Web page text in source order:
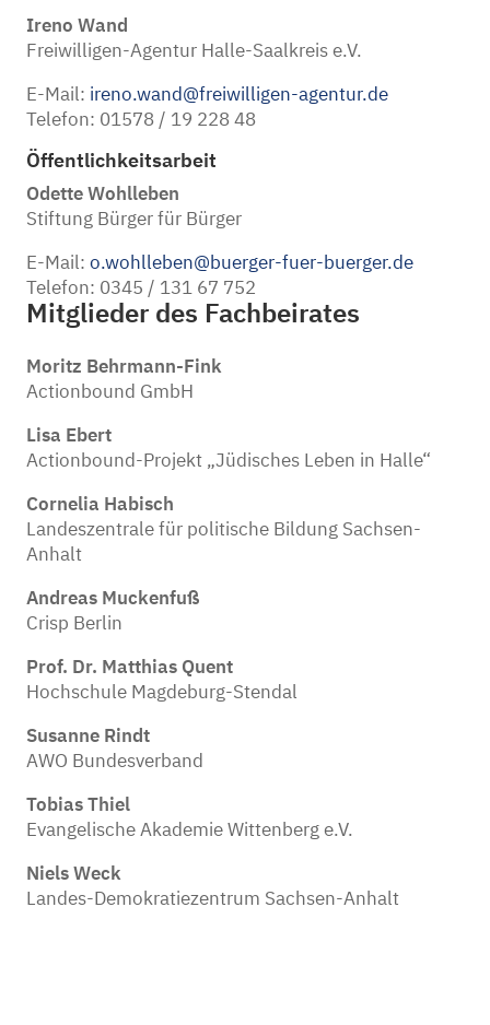
Ireno Wand
Freiwilligen-Agentur Halle-Saalkreis e.V.
E-Mail: ireno.wand@freiwilligen-agentur.de
Telefon: 01578 / 19 228 48
Öffentlichkeitsarbeit
Odette Wohlleben
Stiftung Bürger für Bürger
E-Mail: o.wohlleben@buerger-fuer-buerger.de
Telefon: 0345 / 131 67 752
Mitglieder des Fachbeirates
Moritz Behrmann-Fink
Actionbound GmbH
Lisa Ebert
Actionbound-Projekt „Jüdisches Leben in Halle“
Cornelia Habisch
Landeszentrale für politische Bildung Sachsen-
Anhalt
Andreas Muckenfuß
Crisp Berlin
Prof. Dr. Matthias Quent
Hochschule Magdeburg-Stendal
Susanne Rindt
AWO Bundesverband
Tobias Thiel
Evangelische Akademie Wittenberg e.V.
Niels Weck
Landes-Demokratiezentrum Sachsen-Anhalt